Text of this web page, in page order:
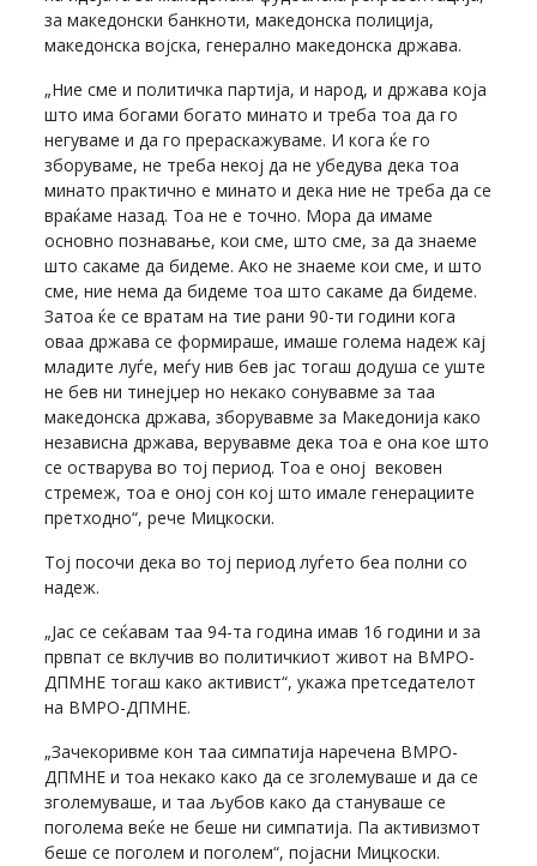
за македонски банкноти, македонска полиција,
македонска војска, генерално македонска држава.
„Ние сме и политичка партија, и народ, и држава која
што има богами богато минато и треба тоа да го
негуваме и да го прераскажуваме. И кога ќе го
зборуваме, не треба некој да не убедува дека тоа
минато практично е минато и дека ние не треба да се
враќаме назад. Тоа не е точно. Мора да имаме
основно познавање, кои сме, што сме, за да знаеме
што сакаме да бидеме. Ако не знаеме кои сме, и што
сме, ние нема да бидеме тоа што сакаме да бидеме.
Затоа ќе се вратам на тие рани 90-ти години кога
оваа држава се формираше, имаше голема надеж кај
младите луѓе, меѓу нив бев јас тогаш додуша се уште
не бев ни тинејџер но некако сонувавме за таа
македонска држава, зборувавме за Македонија како
независна држава, верувавме дека тоа е она кое што
се остварува во тој период. Тоа е оној вековен
стремеж, тоа е оној сон кој што имале генерациите
претходно“, рече Мицкоски.
Тој посочи дека во тој период луѓето беа полни со
надеж.
„Јас се сеќавам таа 94-та година имав 16 години и за
првпат се вклучив во политичкиот живот на ВМРО-
ДПМНЕ тогаш како активист“, укажа претседателот
на ВМРО-ДПМНЕ.
„Зачекоривме кон таа симпатија наречена ВМРО-
ДПМНЕ и тоа некако како да се зголемуваше и да се
зголемуваше, и таа љубов како да стануваше се
поголема веќе не беше ни симпатија. Па активизмот
беше се поголем и поголем“, појасни Мицкоски.